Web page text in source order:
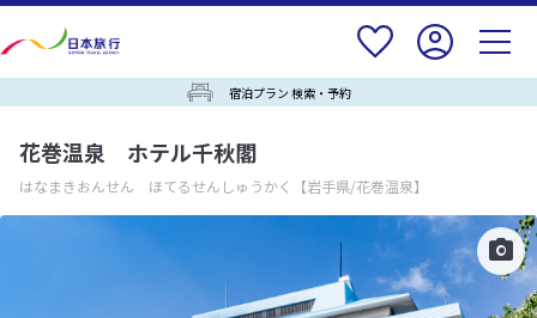
宿泊プラン 検索・予約
花巻温泉 ホテル千秋閣
はなまきおんせん ほてるせんしゅうかく 【岩手県/花巻温泉】